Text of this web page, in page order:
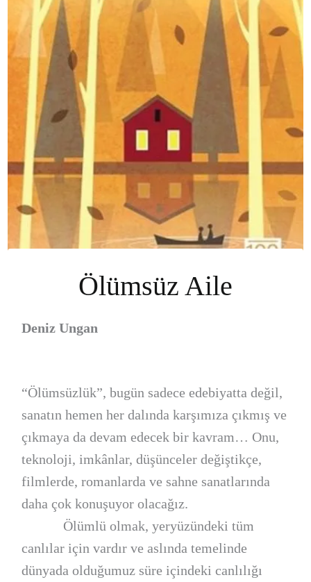
Ölümsüz Aile
Deniz Ungan
“Ölümsüzlük”, bugün sadece edebiyatta değil,
sanatın hemen her dalında karşımıza çıkmış ve
çıkmaya da devam edecek bir kavram… Onu,
teknoloji, imkânlar, düşünceler değiştikçe,
filmlerde, romanlarda ve sahne sanatlarında
daha çok konuşuyor olacağız.
Ölümlü olmak, yeryüzündeki tüm
canlılar için vardır ve aslında temelinde
dünyada olduğumuz süre içindeki canlılığı